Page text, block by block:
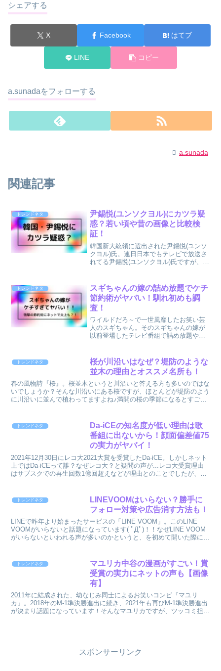
シェアする
X Facebook はてブ
LINE コピー
a.sunadaをフォローする
a.sunada
関連記事
トレンドネタ
尹錫悦(ユンソクヨル)にカツラ疑
惑？若い頃や昔の画像と比較検
証！
韓国新大統領に選出された尹錫悦(ユンソ
クヨル)氏。連日日本でもテレビで放送さ
れてる尹錫悦(ユンソクヨル)氏ですが、テ
氏に対し疑惑の声が...それは尹錫悦(ユン
ソクヨ...
トレンドネタ
スギちゃんの嫁の詰め放題でケチ
節約術がヤバい！馴れ初めも調
査！
ワイルドだろ～で一世風靡したお笑い芸
人のスギちゃん。そのスギちゃんの嫁が
以前登場したテレビ番組で詰め放題や節
すが、今回再び有吉ゼミでそのケチ節約
術といわれた詰め放...
トレンドネタ
桜が川沿いはなぜ？堤防のような
並木の理由とオススメ名所も！
春の風物詩『桜』。桜並木というと川沿いと答える方も多いのではな
いでしょうか？そんな川沿いにある桜ですが、ほとんどが堤防のよう
に川沿いに並んで植わってますよね♪満開の桜の季節になるとすごく
トレンドネタ
Da-iCEの知名度が低い理由は歌
番組に出ないから！顔面偏差値75
の実力がヤバイ！
2021年12月30日にレコ大2021大賞を受賞したDa-iCE。しかしネット
上ではDa-iCEって誰？なぜレコ大？と疑問の声が...レコ大受賞理由
はサブスクでの再生回数1億回超えなどが理由とのことでしたが、
トレンドネタ
LINEVOOMはいらない？勝手に
フォロー対策や広告消す方法も！
LINEで昨年より始まったサービスの「LINE VOOM」。このLINE
VOOMがいらないと話題になっています( ﾟДﾟ)！！なぜLINE VOOM
がいらないといわれる声が多いのかというと、を初めて開いた際に勝
トレンドネタ
マユリカ中谷の漫画がすごい！賞
受賞の実力にネットの声も【画像
有】
2011年に結成された、幼なじみ同士によるお笑いコンビ『マユリ
カ』。2018年のM-1準決勝進出に続き、2021年も再びM-1準決勝進出
が決まり話題になっています！そんなマユリカですが、ツッコミ担当
スポンサーリンク